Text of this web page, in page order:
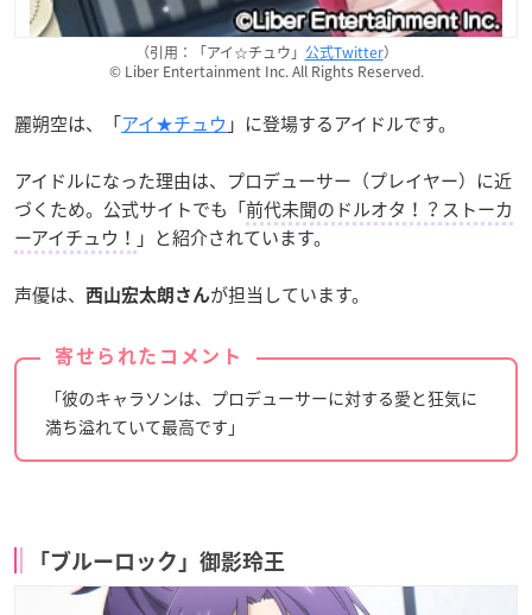
（引用：「アイ☆チュウ」 公式Twitter）
© Liber Entertainment Inc. All Rights Reserved.
麗朔空は、「アイ★チュウ 」に登場するアイドルです。
アイドルになった理由は、プロデューサー（プレイヤー）に近
づくため。公式サイトでも「前代未聞のドルオタ！？ストーカ
ーアイチュウ！ 」と紹介されています。
声優は、 西山宏太朗さんが担当しています。
寄せられたコメント
「彼のキャラソンは、プロデューサーに対する愛と狂気に
満ち溢れていて最高です」
「ブルーロック」御影玲王